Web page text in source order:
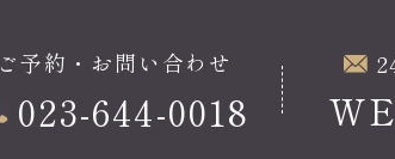
ご予約・お問い合わせ
023-644-0018